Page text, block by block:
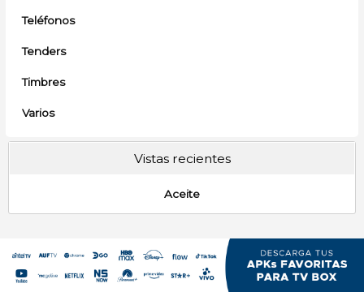
Teléfonos
Tenders
Timbres
Varios
Vistas recientes
Aceite